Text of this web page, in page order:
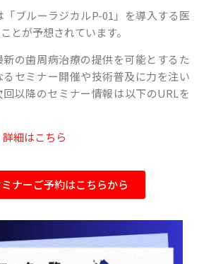
「ブルーラジカルP-01」を導入する医
とが予想されています。
の歯周病治療の提供を可能とするた
セミナー開催や技術普及に力を注い
以降のセミナー情報は以下のURLを
細はこちら
ナーご予約はこちらから